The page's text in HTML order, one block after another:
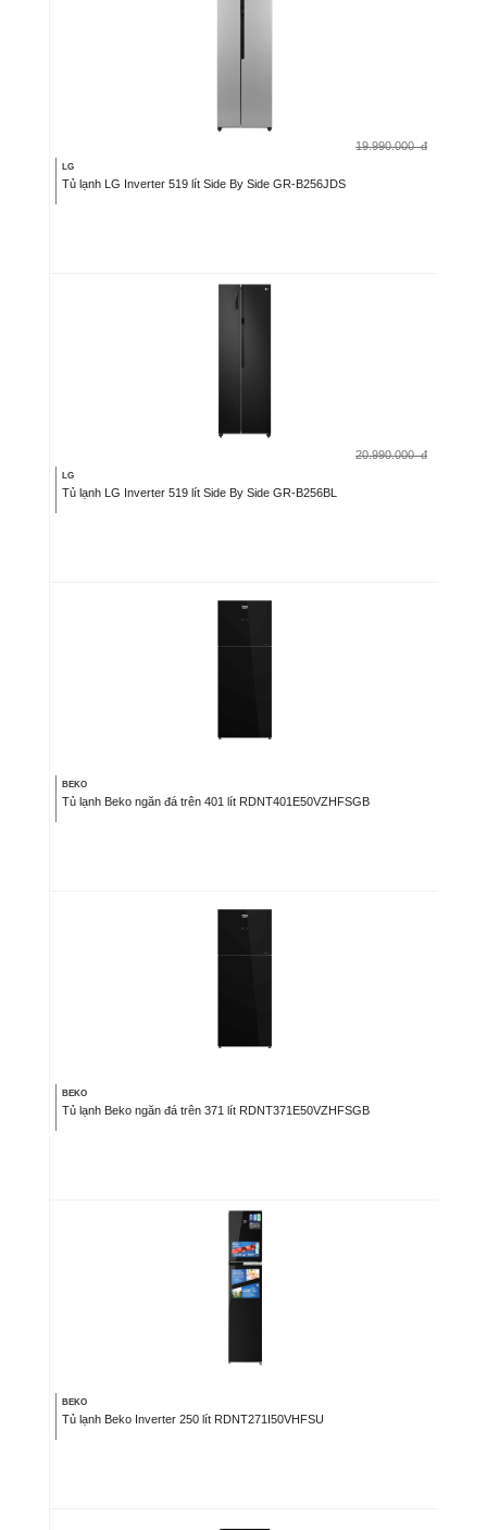
19.990.000 đ
LG
Tủ lạnh LG Inverter 519 lít Side By Side GR-B256JDS
20.990.000 đ
LG
Tủ lạnh LG Inverter 519 lít Side By Side GR-B256BL
BEKO
Tủ lạnh Beko ngăn đá trên 401 lít RDNT401E50VZHFSGB
BEKO
Tủ lạnh Beko ngăn đá trên 371 lít RDNT371E50VZHFSGB
BEKO
Tủ lạnh Beko Inverter 250 lít RDNT271I50VHFSU